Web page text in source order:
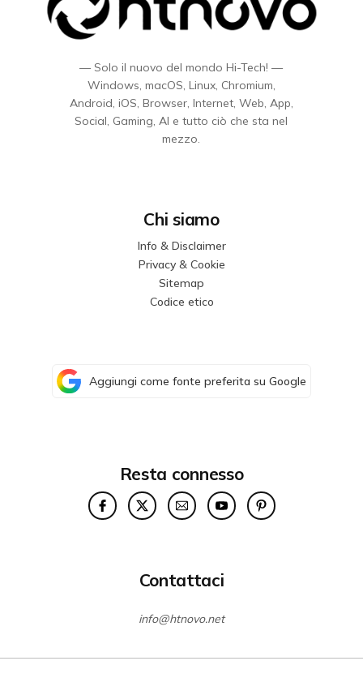
— Solo il nuovo del mondo Hi-Tech! —
Windows, macOS, Linux, Chromium,
Android, iOS, Browser, Internet, Web, App,
Social, Gaming, AI e tutto ciò che sta nel
mezzo.
Chi siamo
Info & Disclaimer
Privacy & Cookie
Sitemap
Codice etico
Aggiungi come fonte preferita su Google
Resta connesso
Contattaci
info@htnovo.net